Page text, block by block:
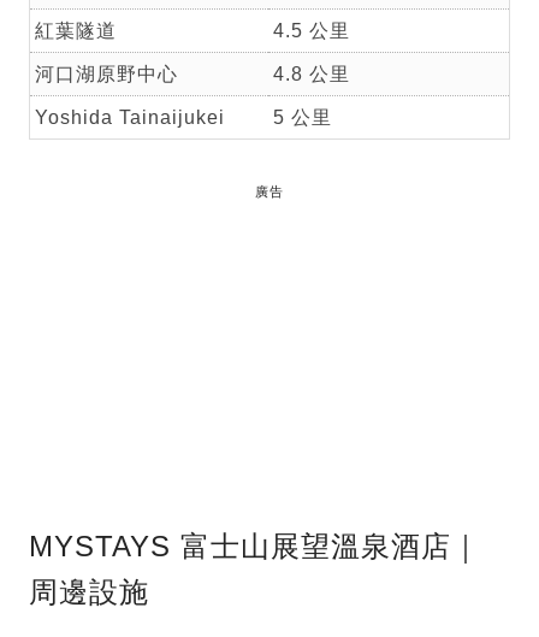
紅葉隧道 4.5 公里
河口湖原野中心 4.8 公里
Yoshida Tainaijukei 5 公里
廣告
MYSTAYS 富士山展望溫泉酒店｜
周邊設施